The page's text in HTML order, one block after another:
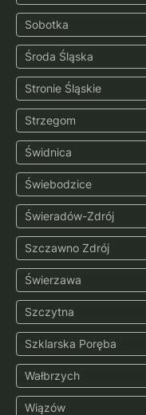
Sobotka
Środa Śląska
Stronie Śląskie
Strzegom
Świdnica
Świebodzice
Świeradów-Zdrój
Szczawno Zdrój
Świerzawa
Szczytna
Szklarska Poręba
Wałbrzych
Wiązów